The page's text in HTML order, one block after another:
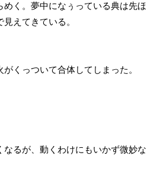
く。夢中になぅっている典は先ほ
えてきている。
くっついて合体してしまった。
るが、動くわけにもいかず微妙な